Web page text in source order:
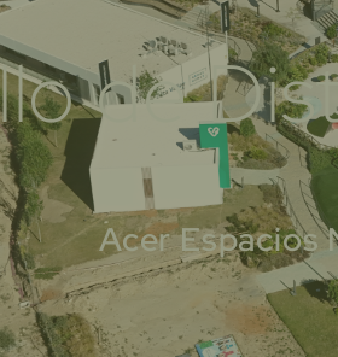
de
Acer Espacios